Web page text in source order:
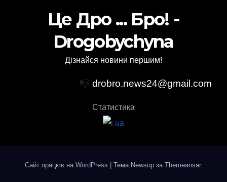
Це Дро ... Бро! -
Drogobychyna
Дізнайся новини першим!
📭 drobro.news24@gmail.com
Статистика
Сайт працює на WordPress Тема:Newsup за Themeansar.